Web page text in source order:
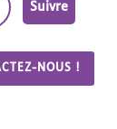
Suivre
NOUS !